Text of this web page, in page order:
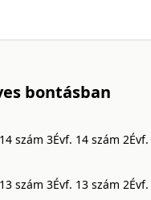
bontásban
szám 3Évf. 14 szám 2
szám 3Évf. 13 szám 2